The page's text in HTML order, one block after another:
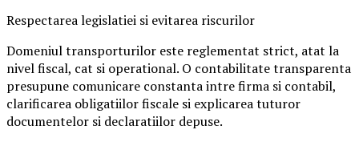
Respectarea legislatiei si evitarea riscurilor
Domeniul transporturilor este reglementat strict, atat la
nivel fiscal, cat si operational. O contabilitate transparenta
presupune comunicare constanta intre firma si contabil,
clarificarea obligatiilor fiscale si explicarea tuturor
documentelor si declaratiilor depuse.